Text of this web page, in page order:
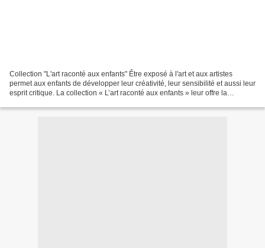
Collection "L'art raconté aux enfants" Être exposé à l'art et aux artistes
permet aux enfants de développer leur créativité, leur sensibilité et aussi leur
esprit critique. La collection « L’art raconté aux enfants » leur offre la